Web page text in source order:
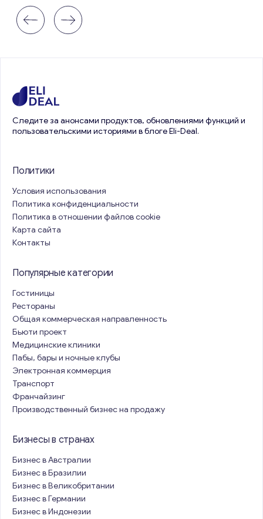
Следите за анонсами продуктов, обновлениями функций и
пользовательскими историями в блоге Eli-Deal.
Политики
Условия использования
Политика конфиденциальности
Политика в отношении файлов cookie
Карта сайта
Контакты
Популярные категории
Гостиницы
Рестораны
Общая коммерческая направленность
Бьюти проект
Медицинские клиники
Пабы, бары и ночные клубы
Электронная коммерция
Транспорт
Франчайзинг
Производственный бизнес на продажу
Бизнесы в странах
Бизнес в Австралии
Бизнес в Бразилии
Бизнес в Великобритании
Бизнес в Германии
Бизнес в Индонезии